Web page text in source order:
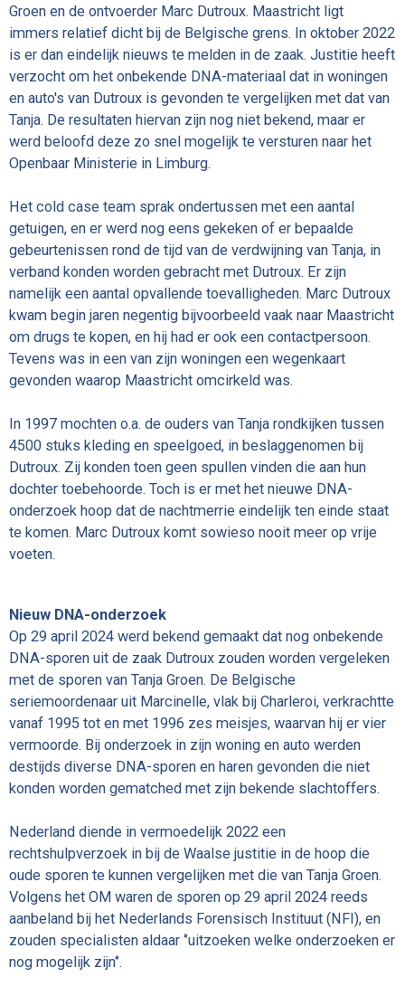
Groen en de ontvoerder Marc Dutroux. Maastricht ligt
immers relatief dicht bij de Belgische grens. In oktober 2022
is er dan eindelijk nieuws te melden in de zaak. Justitie heeft
verzocht om het onbekende DNA-materiaal dat in woningen
en auto's van Dutroux is gevonden te vergelijken met dat van
Tanja. De resultaten hiervan zijn nog niet bekend, maar er
werd beloofd deze zo snel mogelijk te versturen naar het
Openbaar Ministerie in Limburg.
Het cold case team sprak ondertussen met een aantal
getuigen, en er werd nog eens gekeken of er bepaalde
gebeurtenissen rond de tijd van de verdwijning van Tanja, in
verband konden worden gebracht met Dutroux. Er zijn
namelijk een aantal opvallende toevalligheden. Marc Dutroux
kwam begin jaren negentig bijvoorbeeld vaak naar Maastricht
om drugs te kopen, en hij had er ook een contactpersoon.
Tevens was in een van zijn woningen een wegenkaart
gevonden waarop Maastricht omcirkeld was.
In 1997 mochten o.a. de ouders van Tanja rondkijken tussen
4500 stuks kleding en speelgoed, in beslaggenomen bij
Dutroux. Zij konden toen geen spullen vinden die aan hun
dochter toebehoorde. Toch is er met het nieuwe DNA-
onderzoek hoop dat de nachtmerrie eindelijk ten einde staat
te komen. Marc Dutroux komt sowieso nooit meer op vrije
voeten.
Nieuw DNA-onderzoek
Op 29 april 2024 werd bekend gemaakt dat nog onbekende
DNA-sporen uit de zaak Dutroux zouden worden vergeleken
met de sporen van Tanja Groen. De Belgische
seriemoordenaar uit Marcinelle, vlak bij Charleroi, verkrachtte
vanaf 1995 tot en met 1996 zes meisjes, waarvan hij er vier
vermoorde. Bij onderzoek in zijn woning en auto werden
destijds diverse DNA-sporen en haren gevonden die niet
konden worden gematched met zijn bekende slachtoffers.
Nederland diende in vermoedelijk 2022 een
rechtshulpverzoek in bij de Waalse justitie in de hoop die
oude sporen te kunnen vergelijken met die van Tanja Groen.
Volgens het OM waren de sporen op 29 april 2024 reeds
aanbeland bij het Nederlands Forensisch Instituut (NFI), en
zouden specialisten aldaar ‘’uitzoeken welke onderzoeken er
nog mogelijk zijn‘’.